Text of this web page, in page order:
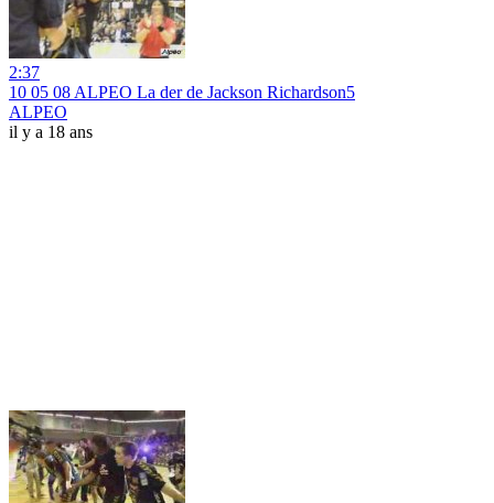
2:37
10 05 08 ALPEO La der de Jackson Richardson5
ALPEO
il y a 18 ans